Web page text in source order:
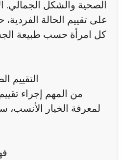
الصحية والشكل الجمالي.
على تقييم الحالة
كل امرأة حسب طبيعة
التقييم
من المهم إجراء
لمعرفة الخيار الأنسب،